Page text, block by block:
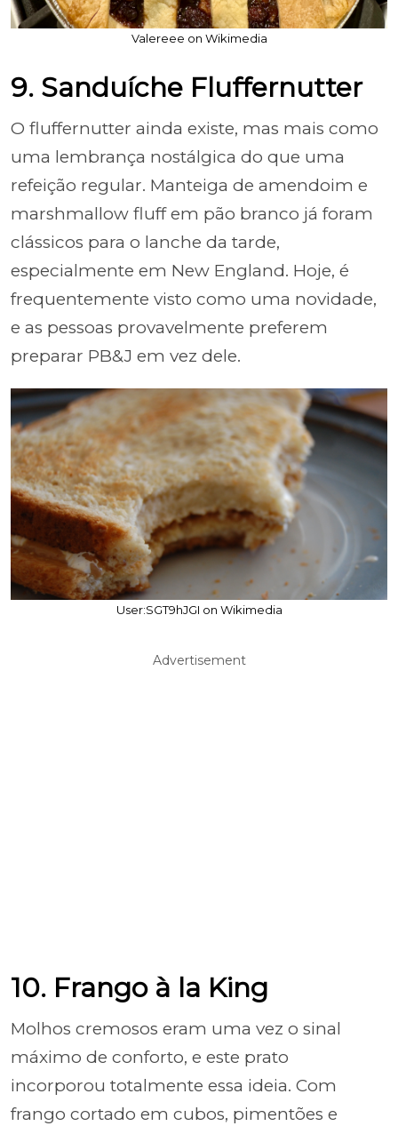
Valereee on Wikimedia
9. Sanduíche Fluffernutter
O fluffernutter ainda existe, mas mais como
uma lembrança nostálgica do que uma
refeição regular. Manteiga de amendoim e
marshmallow fluff em pão branco já foram
clássicos para o lanche da tarde,
especialmente em New England. Hoje, é
frequentemente visto como uma novidade,
e as pessoas provavelmente preferem
preparar PB&J em vez dele.
User:SGT9hJGI on Wikimedia
Advertisement
10. Frango à la King
Molhos cremosos eram uma vez o sinal
máximo de conforto, e este prato
incorporou totalmente essa ideia. Com
frango cortado em cubos, pimentões e